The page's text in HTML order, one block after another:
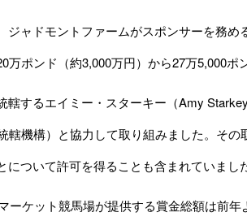
ャドモントファームがスポンサーを務
万ポンド（約3,000万円）から27万5,000ポ
するエイミー・スターキー（Amy
轄機構）と協力して取り組みました。そ
ついて許可を得ることも含まれていまし
ーケット競馬場が提供する賞金総額は前